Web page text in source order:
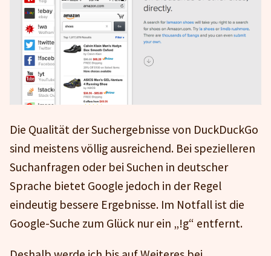
Die Qualität der Suchergebnisse von DuckDuckGo
sind meistens völlig ausreichend. Bei spezielleren
Suchanfragen oder bei Suchen in deutscher
Sprache bietet Google jedoch in der Regel
eindeutig bessere Ergebnisse. Im Notfall ist die
Google-Suche zum Glück nur ein „!g“ entfernt.